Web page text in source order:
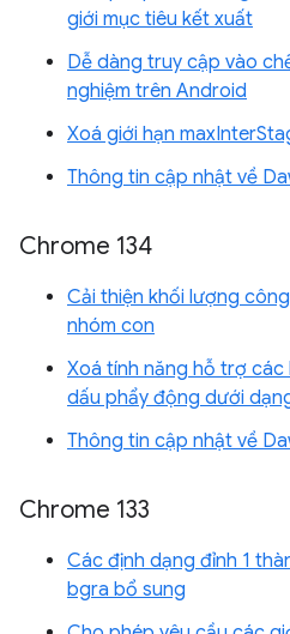
giới mục tiêu kết xuất
Dễ dàng truy cập vào
nghiệm trên Android
Xoá giới hạn
Thông tin cập nhật về
Chrome 134
Cải thiện khối lượng
nhóm con
Xoá tính năng hỗ trợ
dấu phẩy động dưới
Thông tin cập nhật về
Chrome 133
Các định dạng đỉnh 1
bgra bổ sung